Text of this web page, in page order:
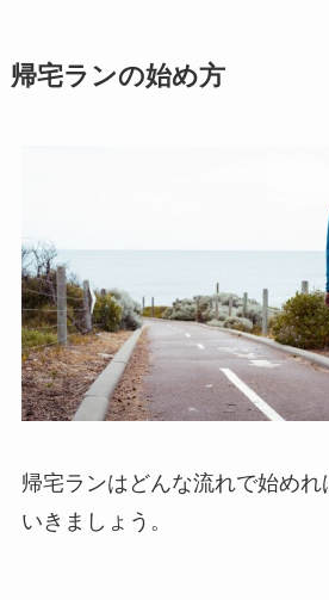
帰宅ランの始め方
帰宅ランはどんな流れで始めれ
いきましょう。